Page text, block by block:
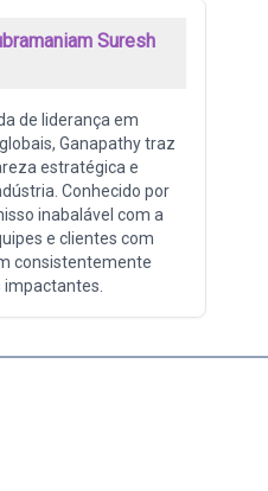
Suresh
de liderança em
Ganapathy traz
estratégica e
Conhecido por
inabalável com a
e clientes com
consistentemente